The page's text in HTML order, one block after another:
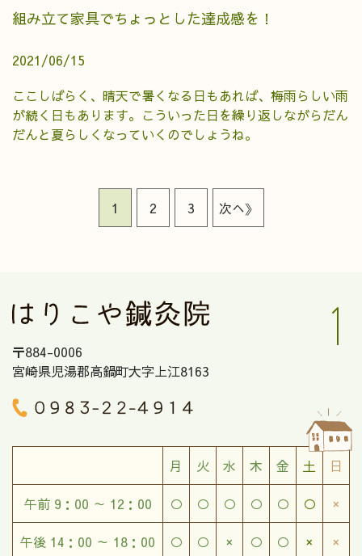
組み立て家具でちょっとした達成感を！
2021/06/15
ここしばらく、晴天で暑くなる日もあれば、梅雨らしい雨
が続く日もあります。こういった日を繰り返しながらだん
だんと夏らしくなっていくのでしょうね。
1 2 3 次へ》
〒884-0006
宮崎県児湯郡高鍋町大字上江8163
月 火 水 木 金 土 日
午前 9：00 ～ 12：00 ○ ○ ○ ○ ○ ○ ×
午後 14：00 ～ 18：00 ○ ○ × ○ ○ × ×